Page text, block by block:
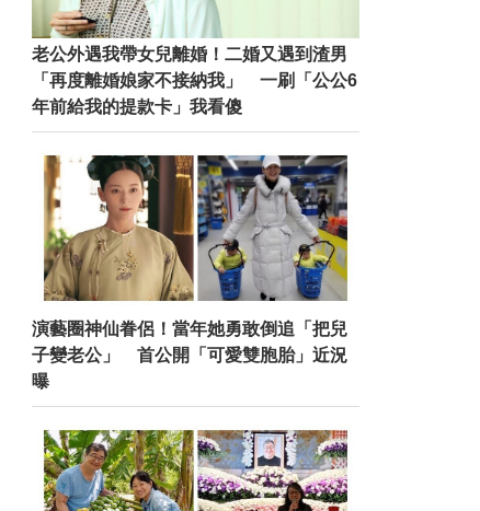
老公外遇我帶女兒離婚！二婚又遇到渣男
「再度離婚娘家不接納我」 一刷「公公6
年前給我的提款卡」我看傻
演藝圈神仙眷侶！當年她勇敢倒追「把兒
子變老公」 首公開「可愛雙胞胎」近況
曝